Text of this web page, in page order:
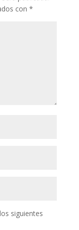
con *
siguientes